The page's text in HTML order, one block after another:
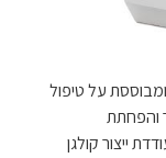
על טיפול
והפחתת
ייצור קולגן